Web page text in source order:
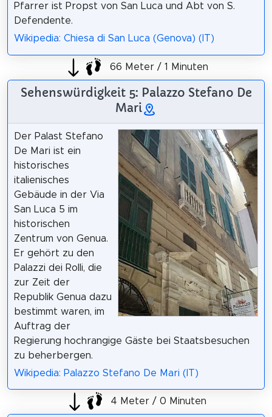
Pfarrer ist Propst von San Luca und Abt von S.
Defendente.
Wikipedia: Chiesa di San Luca (Genova) (IT)
66 Meter / 1 Minuten
Sehenswürdigkeit 5: Palazzo Stefano De
Mari
Der Palast Stefano
De Mari ist ein
historisches
italienisches
Gebäude in der Via
San Luca 5 im
historischen
Zentrum von Genua.
Er gehört zu den
Palazzi dei Rolli, die
zur Zeit der
Republik Genua dazu
bestimmt waren, im
Auftrag der
Regierung hochrangige Gäste bei Staatsbesuchen
zu beherbergen.
Wikipedia: Palazzo Stefano De Mari (IT)
4 Meter / 0 Minuten